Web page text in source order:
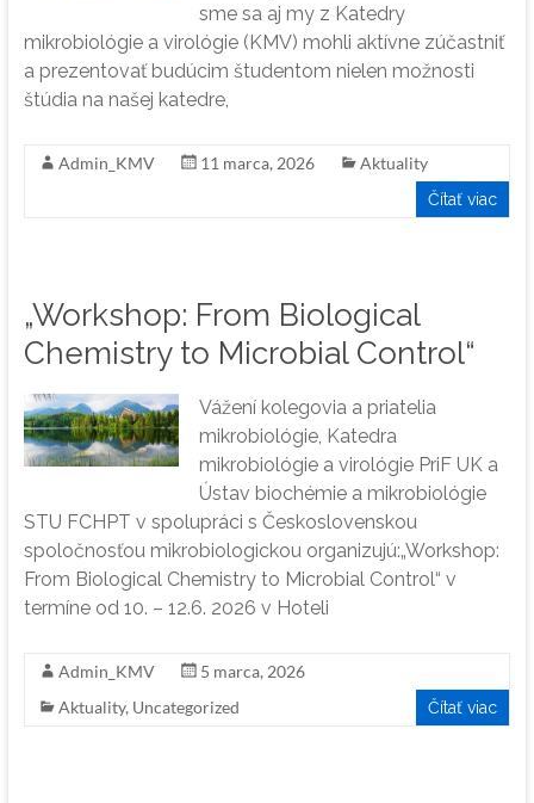
sme sa aj my z Katedry
mikrobiológie a virológie (KMV) mohli aktívne zúčastniť
a prezentovať budúcim študentom nielen možnosti
štúdia na našej katedre,
Admin_KMV 11 marca, 2026 Aktuality
Čítať viac
„Workshop: From Biological
Chemistry to Microbial Control“
Vážení kolegovia a priatelia
mikrobiológie, Katedra
mikrobiológie a virológie PriF UK a
Ústav biochémie a mikrobiológie
STU FCHPT v spolupráci s Československou
spoločnosťou mikrobiologickou organizujú:„Workshop:
From Biological Chemistry to Microbial Control“ v
termíne od 10. – 12.6. 2026 v Hoteli
Admin_KMV
5 marca, 2026
Aktuality, Uncategorized Čítať viac